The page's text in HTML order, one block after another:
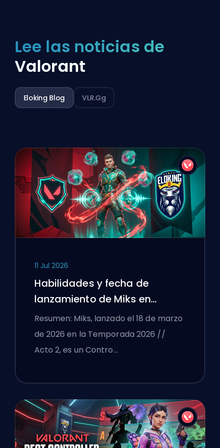
Lee las noticias de
Valorant
Eloking Blog VLR.gg
11 Jul 2026
Habilidades y fecha de
lanzamiento de Miks en
VALORANT explicadas
Resumen: Miks, lanzado el 18 de marzo
de 2026 en la Temporada 2026 //
Acto 2, es un Contro…